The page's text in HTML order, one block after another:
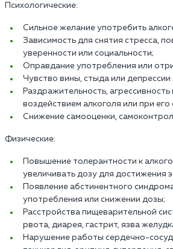
Психологические:
Сильное желание употребить
Зависимость для снятия стресса,
уверенности или социальности;
Оправдание употребления или
Чувство вины, стыда или депрессии
Раздражительность, агрессивность
воздействием алкоголя или при его
Снижение самооценки,
Физические:
Повышение толерантности к
увеличивать дозу для достижения
Появление абстинентного
употребления или снижении дозы;
Расстройства пищеварительной
рвота, диарея, гастрит, язва
Нарушение работы сердечно-